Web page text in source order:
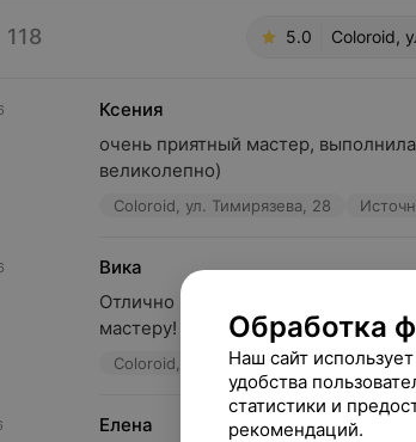
118 5.0 Coloroid,
Ксения
очень приятный мастер,
великолепно)
Coloroid, ул. Тимирязева, 28
Вика
Отлично и быстро все сделали!
мастеру!
Coloroid, ул. Тимирязева, 28
Елена
Обработка
Наш сайт
удобства
статистики и
рекомендаций.